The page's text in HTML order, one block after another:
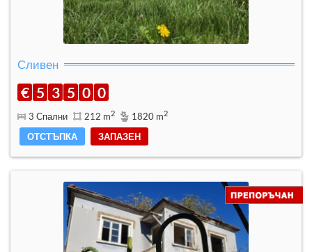
Сливен
€ 5 3 5 0 0
3 Спални 212 m2 1820 m2
ОТСТЪПКА ЗАПАЗЕН